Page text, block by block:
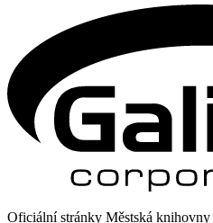
Oficiální stránky Městská